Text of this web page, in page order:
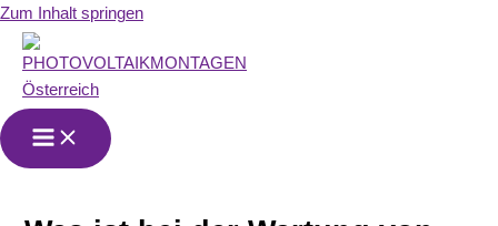
Zum Inhalt springen